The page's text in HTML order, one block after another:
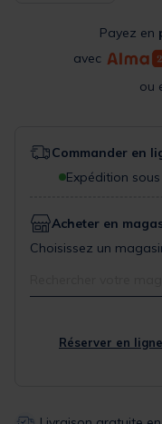
Payez en
avec
Commander en
Expédition
Acheter en
Choisissez un
Réserver en